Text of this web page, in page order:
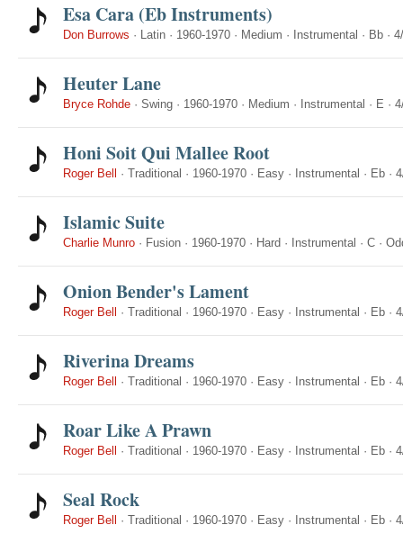
Esa Cara (Eb Instruments)
Don Burrows · Latin · 1960-1970 · Medium · Instrumental · Bb ·
Heuter Lane
Bryce Rohde · Swing · 1960-1970 · Medium · Instrumental · E ·
Honi Soit Qui Mallee Root
Roger Bell · Traditional · 1960-1970 · Easy · Instrumental · Eb ·
Islamic Suite
Charlie Munro · Fusion · 1960-1970 · Hard · Instrumental · C ·
Onion Bender's Lament
Roger Bell · Traditional · 1960-1970 · Easy · Instrumental · Eb ·
Riverina Dreams
Roger Bell · Traditional · 1960-1970 · Easy · Instrumental · Eb ·
Roar Like A Prawn
Roger Bell · Traditional · 1960-1970 · Easy · Instrumental · Eb ·
Seal Rock
Roger Bell · Traditional · 1960-1970 · Easy · Instrumental · Eb ·